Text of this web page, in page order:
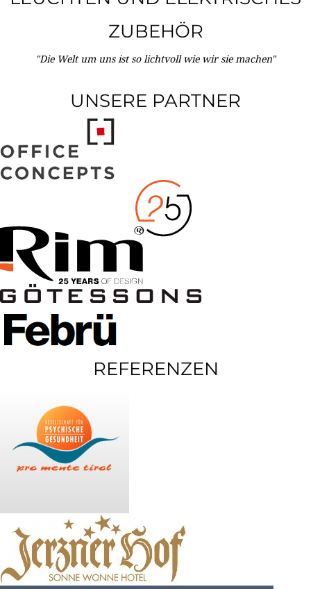
ZUBEHÖR
"Die Welt um uns ist so lichtvoll wie wir sie machen"
UNSERE PARTNER
REFERENZEN